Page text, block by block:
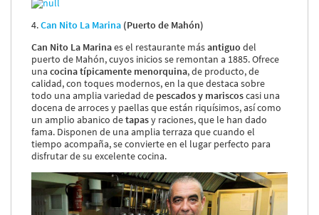
4.Can Nito La Marina (Puerto de Mahón)
Can Nito La Marinaes el restaurante másantiguo del
puerto de Mahón, cuyos inicios se remontan a 1885. Ofrece
una cocina típicamente menorquina, de producto, de
calidad, con toques modernos, en la que destaca sobre
todo una amplia variedad de pescados y mariscoscasi una
docena de arroces y paellas que están riquísimos, así como
un amplio abanico detapasy raciones, que le han dado
fama. Disponen de una amplia terraza que cuando el
tiempo acompaña, se convierte en el lugar perfecto para
disfrutar de su excelente cocina.